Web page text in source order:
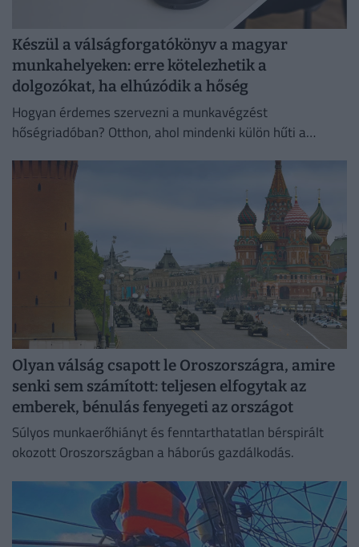
Készül a válságforgatókönyv a magyar
munkahelyeken: erre kötelezhetik a
dolgozókat, ha elhúzódik a hőség
Hogyan érdemes szervezni a munkavégzést
hőségriadóban? Otthon, ahol mindenki külön hűti a
irodaházban, ahol a hűtés központilag működik.
Olyan válság csapott le Oroszországra, amire
senki sem számított: teljesen elfogytak az
emberek, bénulás fenyegeti az országot
Súlyos munkaerőhiányt és fenntarthatatlan bérspirált
okozott Oroszországban a háborús gazdálkodás.